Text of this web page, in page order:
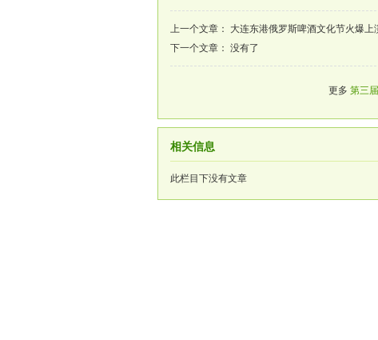
上一个文章： 大连东港俄罗斯啤酒文化节火爆上
下一个文章： 没有了
更多 第三
相关信息
此栏目下没有文章